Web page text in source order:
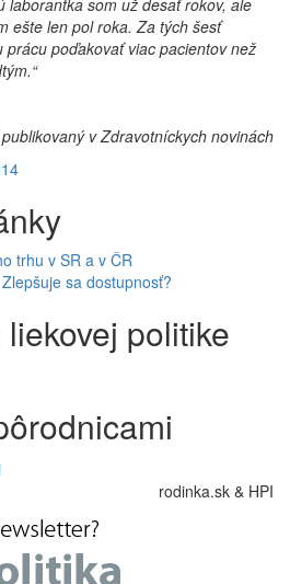
laborantka som už desať rokov, ale
ešte len pol roka. Za tých šesť
poďakovať viac pacientov než
v Zdravotníckych novinách
trhu v SR a v ČR
sa dostupnosť?
politike
rodinka.sk & HPI